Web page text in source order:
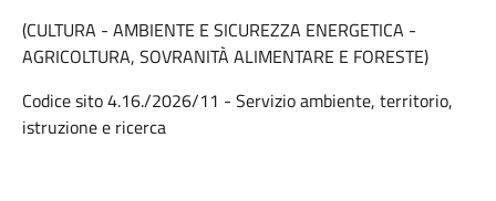
(CULTURA - AMBIENTE E SICUREZZA ENERGETICA -
AGRICOLTURA, SOVRANITÀ ALIMENTARE E FORESTE)
Codice sito 4.16./2026/11 - Servizio ambiente, territorio,
istruzione e ricerca